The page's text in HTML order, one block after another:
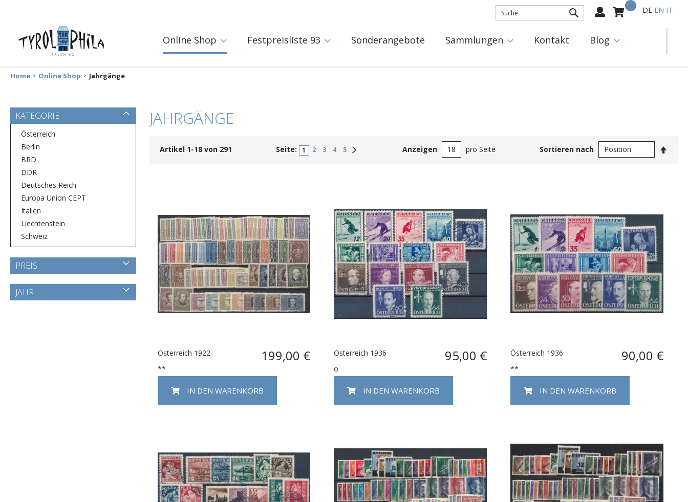
Mein Warenkorb
Select
DE EN IT
Online Shop Festpreisliste 93 Sonderangebote Sammlungen Kontakt Blog
Home Online Shop Jahrgänge
JAHRGÄNGE
Artikel 1-18von 291 Seite: 1 2 3 4 5 Anzeigen pro Seite Sortieren nach
Österreich 1922 199,00 €
**
IN DEN WARENKORB
Österreich 1936 95,00 €
o
IN DEN WARENKORB
Österreich 1936 90,00 €
**
IN DEN WARENKORB
KATEGORIE
Österreich
Berlin
BRD
DDR
Deutsches Reich
Europa Union CEPT
Italien
Liechtenstein
Schweiz
PREIS
JAHR